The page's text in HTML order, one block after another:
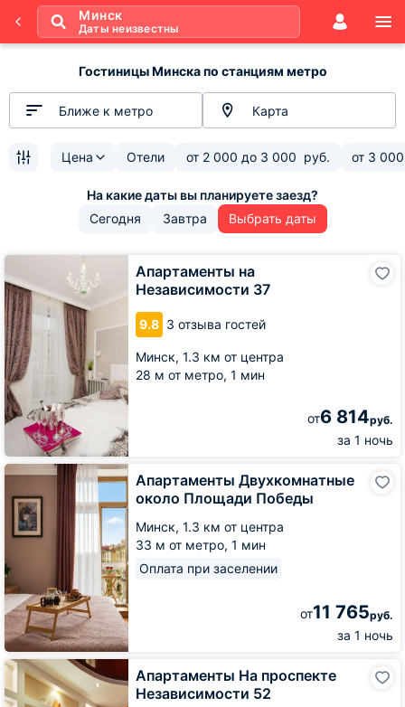
Минск
Даты неизвестны
Гостиницы Минска по станциям метро
Ближе к метро Карта
Цена Отели от 2 000 до 3 000 руб. от 3 000
Сегодня Завтра Выбрать даты
Апартаменты на
Независимости 37
9.8 3 отзыва гостей
Минск, 1.3 км от центра
28 м от метро, 1 мин
от6 814руб.
за 1 ночь
Апартаменты
на
Независимости
37
Апартаменты Двухкомнатные
около Площади Победы
Минск, 1.3 км от центра
33 м от метро, 1 мин
Оплата при заселении
от11 765руб.
за 1 ночь
Апартаменты
Двухкомнатные
около
Площади
Победы
Апартаменты На проспекте
Независимости 52
Апартаменты
проспекте